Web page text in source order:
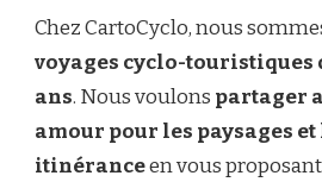
Chez CartoCyclo, nous
voyages cyclo-touristiques
ans. Nous voulons partager
amour pour les paysages et
itinéranceen vous